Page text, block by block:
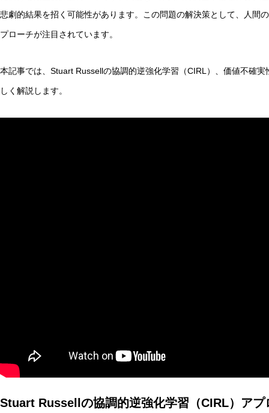
悲劇的結果を招く可能性があります。この問題の解決策として、人間
プローチが注目されています。
本記事では、Stuart Russellの協調的逆強化学習（CIRL）、価値不確
しく解説します。
Stuart Russellの協調的逆強化学習（CIRL）アプ